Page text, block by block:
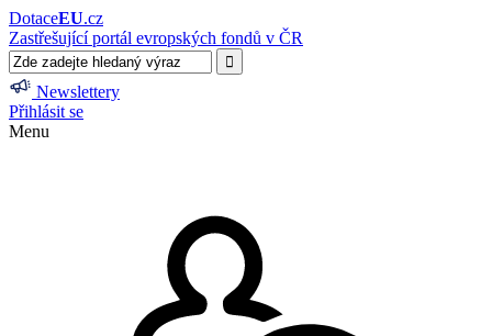
DotaceEU.cz
Zastřešující portál evropských fondů v ČR
Newslettery
Přihlásit se
Menu